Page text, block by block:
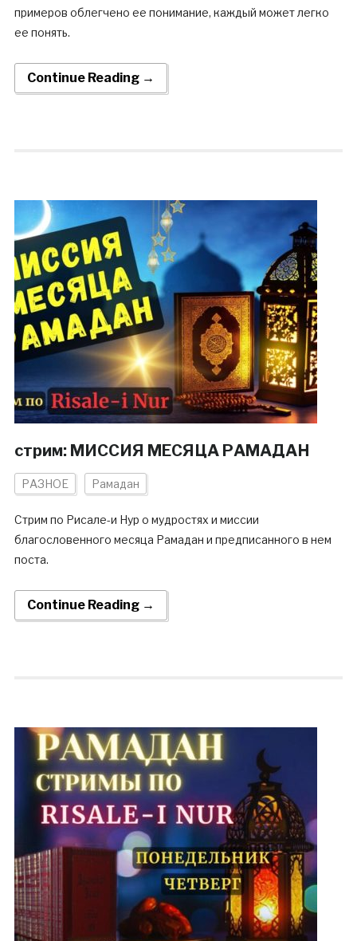
примеров облегчено ее понимание, каждый может легко
ее понять.
Continue Reading →
стрим: МИССИЯ МЕСЯЦА РАМАДАН
РАЗНОЕ Рамадан
Стрим по Рисале-и Нур о мудростях и миссии
благословенного месяца Рамадан и предписанного в нем
поста.
Continue Reading →